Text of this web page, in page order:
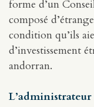
forme d’un
composé
condition qu’ils
d’investissement
andorran.
L’administrateur